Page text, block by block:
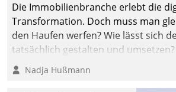
Die Immobilienbranche erlebt die
Transformation. Doch muss man
den Haufen werfen? Wie lässt sich
tatsächlich gestalten und
Argumente zählen wirklich?
Nadja Hußmann